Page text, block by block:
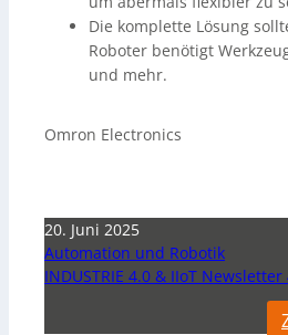
Die komplette Lösung
Roboter benötigt
und mehr.
Omron Electronics
20. Juni 2025
Automation und Robotik
INDUSTRIE 4.0 & IIoT Newsletter